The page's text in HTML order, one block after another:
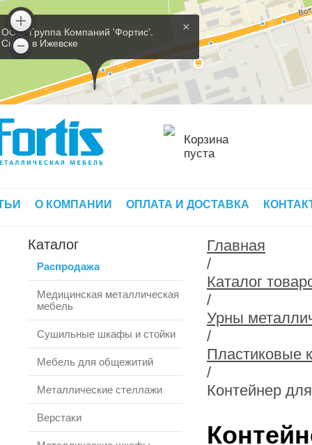
×
ООО 'Группа Компаний 'Фортис'.
Склад в Ижевске
Корзина
пуста
О КОМПАНИИ ОПЛАТА И ДОСТАВКА
Каталог
Распродажа
Медицинская металлическая
мебель
Сушильные шкафы и стойки
Мебель для общежитий
Металлические стеллажи
Верстаки
Главная
/
Каталог
/
Урны
/
Пластиковые
/
Контейнер